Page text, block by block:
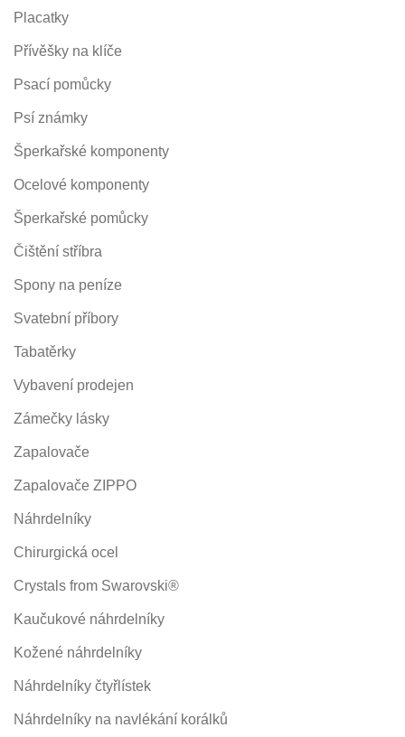
Placatky
Přívěšky na klíče
Psací pomůcky
Psí známky
Šperkařské komponenty
Ocelové komponenty
Šperkařské pomůcky
Čištění stříbra
Spony na peníze
Svatební příbory
Tabatěrky
Vybavení prodejen
Zámečky lásky
Zapalovače
Zapalovače ZIPPO
Náhrdelníky
Chirurgická ocel
Crystals from Swarovski®
Kaučukové náhrdelníky
Kožené náhrdelníky
Náhrdelníky čtyřlístek
Náhrdelníky na navlékání korálků